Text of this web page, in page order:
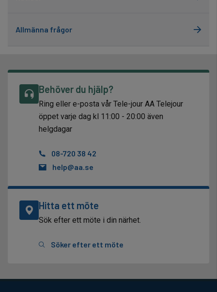
Allmänna frågor
Behöver du hjälp?
Ring eller e-posta vår Tele-jour AA Telejour
öppet varje dag kl 11:00 - 20:00 även
helgdagar
08-720 38 42
help@aa.se
Hitta ett möte
Sök efter ett möte i din närhet.
Söker efter ett möte